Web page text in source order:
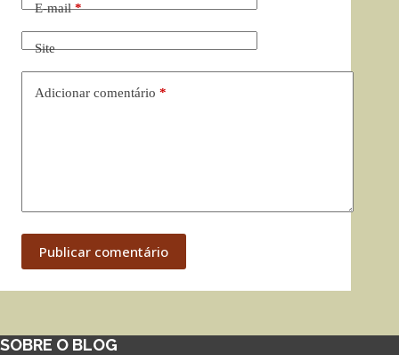
E-mail*
Site
Adicionar comentário *
Publicar comentário
SOBRE O BLOG